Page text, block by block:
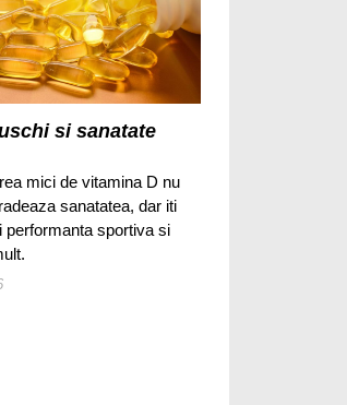
si sanatate
mici de vitamina D nu
sanatatea, dar iti
performanta sportiva si